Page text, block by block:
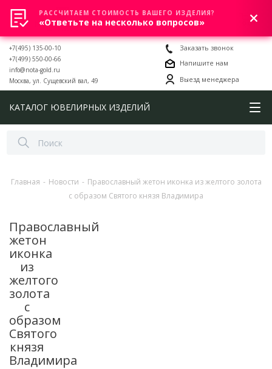
0
+7(495) 135-00-10
+7(499) 550-00-66
info@nota-gold.ru
Москва, ул. Сущевский вал, 49
Заказать звонок
Напишите нам
Выезд менеджера
КАТАЛОГ ЮВЕЛИРНЫХ ИЗДЕЛИЙ
Главная - Новости - Православный жетон иконка из желтого золота
с образом Святого князя Владимира
Православный
жетон
иконка
из
желтого
золота
с
образом
Святого
князя
Владимира
РАССЧИТАЕМ СТОИМОСТЬ ВАШЕГО ИЗДЕЛИЯ?
«Ответьте на несколько вопросов»